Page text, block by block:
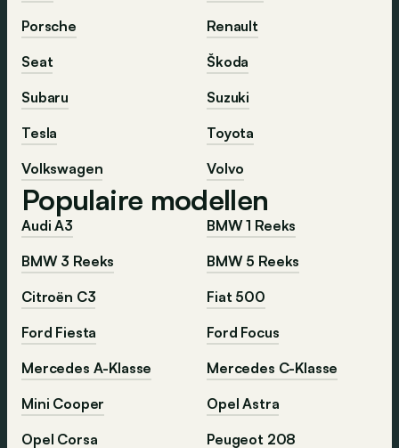
Porsche
Renault
Seat
Škoda
Subaru
Suzuki
Tesla
Toyota
Volkswagen
Volvo
Populaire modellen
Audi A3
BMW 1 Reeks
BMW 3 Reeks
BMW 5 Reeks
Citroën C3
Fiat 500
Ford Fiesta
Ford Focus
Mercedes A-Klasse
Mercedes C-Klasse
Mini Cooper
Opel Astra
Opel Corsa
Peugeot 208